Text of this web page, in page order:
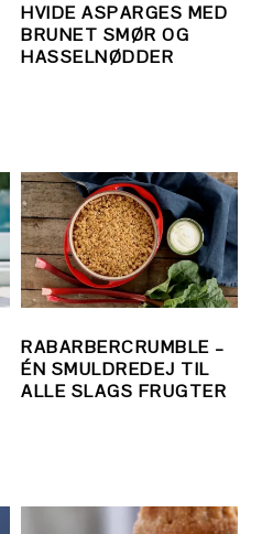
HVIDE ASPARGES MED
BRUNET SMØR OG
HASSELNØDDER
RABARBERCRUMBLE –
ÉN SMULDREDEJ TIL
ALLE SLAGS FRUGTER